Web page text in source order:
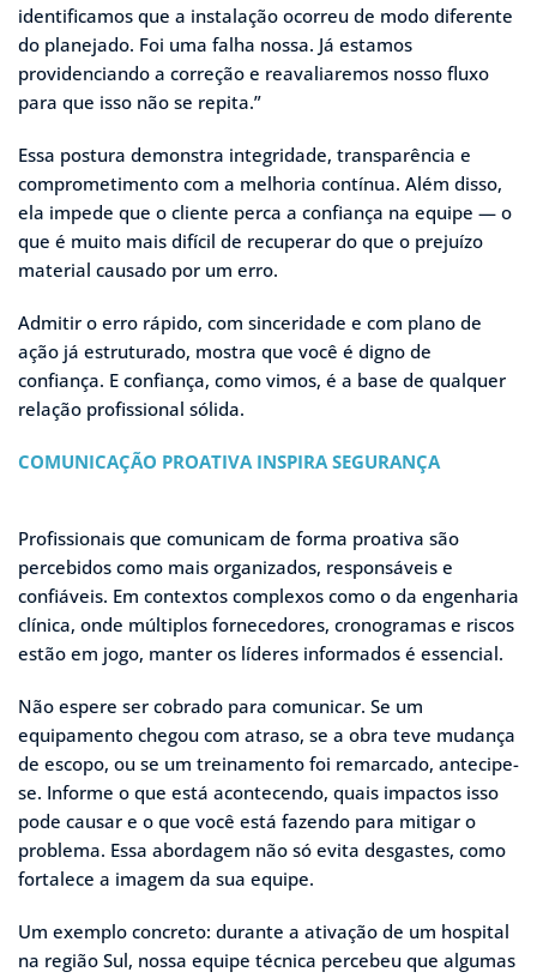
identificamos que a instalação ocorreu de modo diferente
do planejado. Foi uma falha nossa. Já estamos
providenciando a correção e reavaliaremos nosso fluxo
para que isso não se repita.”
Essa postura demonstra integridade, transparência e
comprometimento com a melhoria contínua. Além disso,
ela impede que o cliente perca a confiança na equipe — o
que é muito mais difícil de recuperar do que o prejuízo
material causado por um erro.
Admitir o erro rápido, com sinceridade e com plano de
ação já estruturado, mostra que você é digno de
confiança. E confiança, como vimos, é a base de qualquer
relação profissional sólida.
COMUNICAÇÃO PROATIVA INSPIRA SEGURANÇA
Profissionais que comunicam de forma proativa são
percebidos como mais organizados, responsáveis e
confiáveis. Em contextos complexos como o da engenharia
clínica, onde múltiplos fornecedores, cronogramas e riscos
estão em jogo, manter os líderes informados é essencial.
Não espere ser cobrado para comunicar. Se um
equipamento chegou com atraso, se a obra teve mudança
de escopo, ou se um treinamento foi remarcado, antecipe-
se. Informe o que está acontecendo, quais impactos isso
pode causar e o que você está fazendo para mitigar o
problema. Essa abordagem não só evita desgastes, como
fortalece a imagem da sua equipe.
Um exemplo concreto: durante a ativação de um hospital
na região Sul, nossa equipe técnica percebeu que algumas